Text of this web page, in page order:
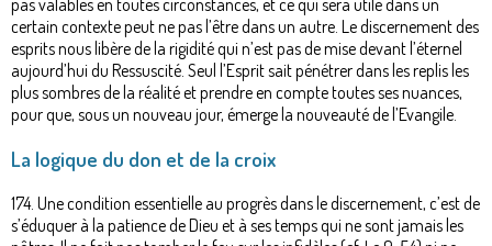
certain contexte peut ne pas l’être dans un autre. Le discernement des
esprits nous libère de la rigidité qui n’est pas de mise devant l’éternel
aujourd’hui du Ressuscité. Seul l’Esprit sait pénétrer dans les replis les
plus sombres de la réalité et prendre en compte toutes ses nuances,
pour que, sous un nouveau jour, émerge la nouveauté de l’Evangile.
La logique du don et de la croix
174. Une condition essentielle au progrès dans le discernement, c’est de
s’éduquer à la patience de Dieu et à ses temps qui ne sont jamais les